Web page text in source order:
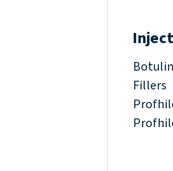
Fillers